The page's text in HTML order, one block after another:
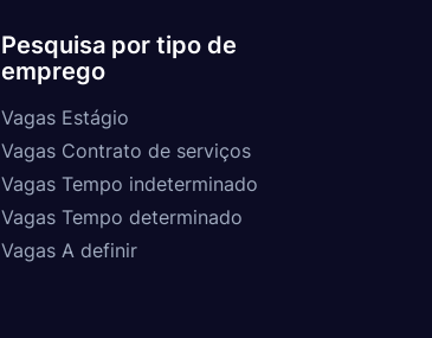
Pesquisa por tipo de
emprego
Vagas Estágio
Vagas Contrato de serviços
Vagas Tempo indeterminado
Vagas Tempo determinado
Vagas A definir